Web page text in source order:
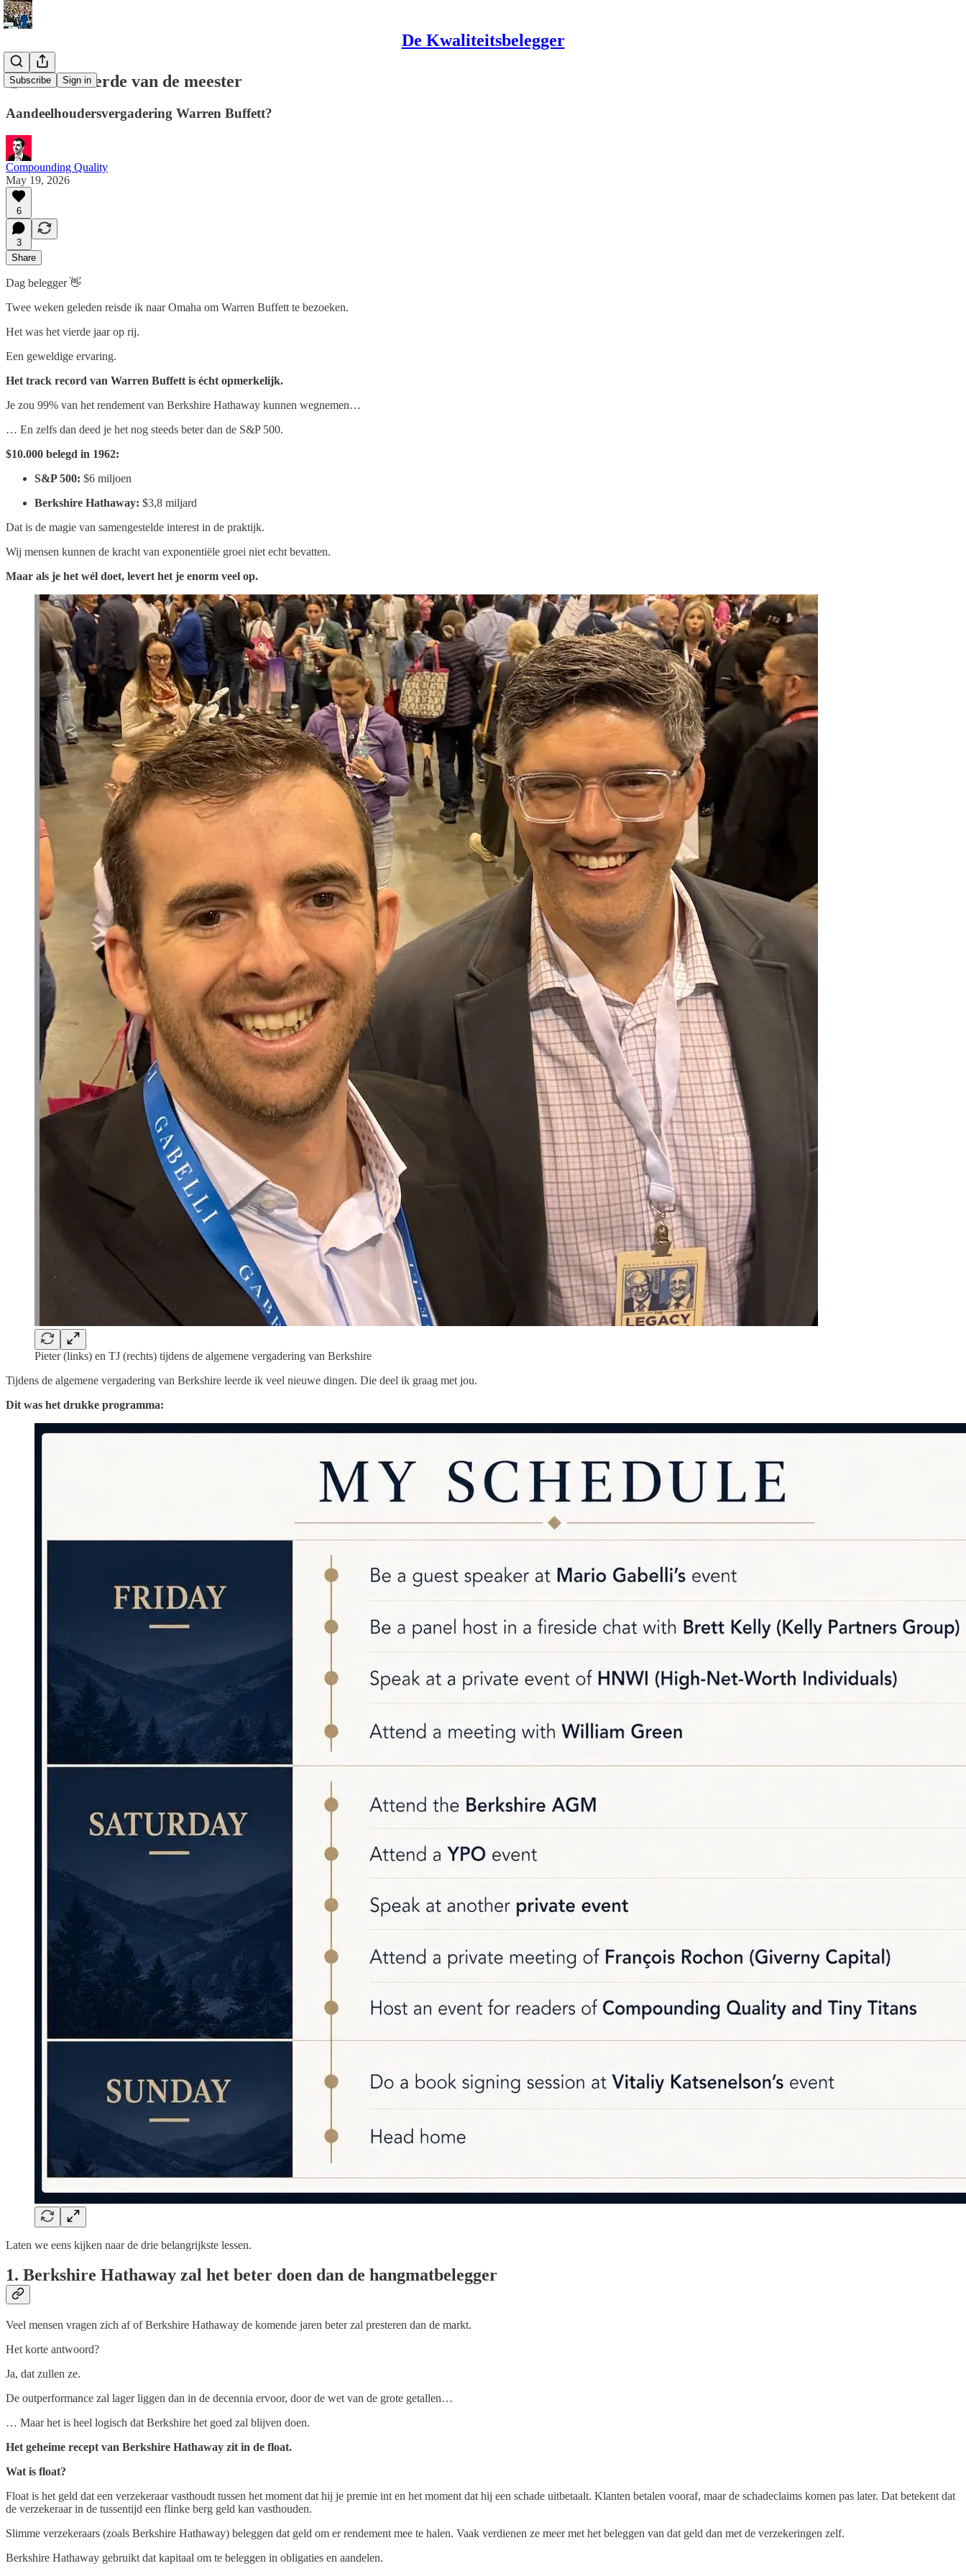
De Kwaliteitsbelegger
Subscribe Sign in
🤝 Wat ik leerde van de meester
Aandeelhoudersvergadering Warren Buffett?
Compounding Quality
May 19, 2026
6
3
Share
Dag belegger 👋
Twee weken geleden reisde ik naar Omaha om Warren Buffett te bezoeken.
Het was het vierde jaar op rij.
Een geweldige ervaring.
Het track record van Warren Buffett is écht opmerkelijk.
Je zou 99% van het rendement van Berkshire Hathaway kunnen wegnemen…
… En zelfs dan deed je het nog steeds beter dan de S&P 500.
$10.000 belegd in 1962:
S&P 500: $6 miljoen
Berkshire Hathaway: $3,8 miljard
Dat is de magie van samengestelde interest in de praktijk.
Wij mensen kunnen de kracht van exponentiële groei niet echt bevatten.
Maar als je het wél doet, levert het je enorm veel op.
Pieter (links) en TJ (rechts) tijdens de algemene vergadering van Berkshire
Tijdens de algemene vergadering van Berkshire leerde ik veel nieuwe dingen. Die deel ik graag met jou.
Dit was het drukke programma:
Laten we eens kijken naar de drie belangrijkste lessen.
1. Berkshire Hathaway zal het beter doen dan de hangmatbelegger
Veel mensen vragen zich af of Berkshire Hathaway de komende jaren beter zal presteren dan de markt.
Het korte antwoord?
Ja, dat zullen ze.
De outperformance zal lager liggen dan in de decennia ervoor, door de wet van de grote getallen…
… Maar het is heel logisch dat Berkshire het goed zal blijven doen.
Het geheime recept van Berkshire Hathaway zit in de float.
Wat is float?
Float is het geld dat een verzekeraar vasthoudt tussen het moment dat hij je premie int en het moment dat hij een schade uitbetaalt. Klanten betalen vooraf, maar de schadeclaims komen pas later. Dat betekent dat
de verzekeraar in de tussentijd een flinke berg geld kan vasthouden.
Slimme verzekeraars (zoals Berkshire Hathaway) beleggen dat geld om er rendement mee te halen. Vaak verdienen ze meer met het beleggen van dat geld dan met de verzekeringen zelf.
Berkshire Hathaway gebruikt dat kapitaal om te beleggen in obligaties en aandelen.